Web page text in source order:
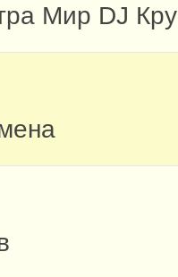
Мир DJ